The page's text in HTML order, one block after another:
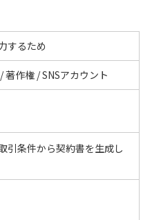
するため
著作権 / SNSアカウント
引条件から契約書を生成し